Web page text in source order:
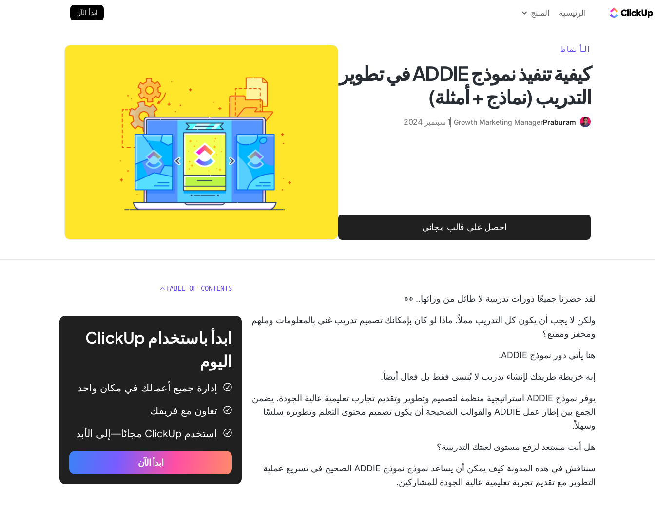
الرئيسية المنتج ابدأ الآن
الأنماط
كيفية تنفيذ نموذج ADDIE في تطوير
التدريب (نماذج + أمثلة)
Praburam
Growth Marketing Manager 1 سبتمبر 2024
احصل على قالب مجاني
لقد حضرنا جميعًا دورات تدريبية لا طائل من ورائها.. 👀
ولكن لا يجب أن يكون كل التدريب مملاً. ماذا لو كان بإمكانك تصميم تدريب غني بالمعلومات وملهم
ومحفز وممتع؟
هنا يأتي دور نموذج ADDIE.
إنه خريطة طريقك لإنشاء تدريب لا يُنسى فقط بل فعال أيضاً.
يوفر نموذج ADDIE استراتيجية منظمة لتصميم وتطوير وتقديم تجارب تعليمية عالية الجودة. يضمن
الجمع بين إطار عمل ADDIE والقوالب الصحيحة أن يكون تصميم محتوى التعلم وتطويره سلسًا
وسهلاً.
هل أنت مستعد لرفع مستوى لعبتك التدريبية؟
سنناقش في هذه المدونة كيف يمكن أن يساعد نموذج نموذج ADDIE الصحيح في تسريع عملية
التطوير مع تقديم تجربة تعليمية عالية الجودة للمشاركين.
TABLE OF CONTENTS
ابدأ باستخدام ClickUp
اليوم
إدارة جميع أعمالك في مكان واحد
تعاون مع فريقك
استخدم ClickUp مجانًا—إلى الأبد
ابدأ الآن